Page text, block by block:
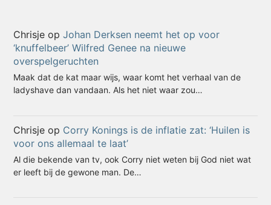
Chrisje opJohan Derksen neemt het op voor
‘knuffelbeer’ Wilfred Genee na nieuwe
overspelgeruchten
Maak dat de kat maar wijs, waar komt het verhaal van de
ladyshave dan vandaan. Als het niet waar zou…
Chrisje op Corry Konings is de inflatie zat: ‘Huilen is
voor ons allemaal te laat’
Al die bekende van tv, ook Corry niet weten bij God niet wat
er leeft bij de gewone man. De…